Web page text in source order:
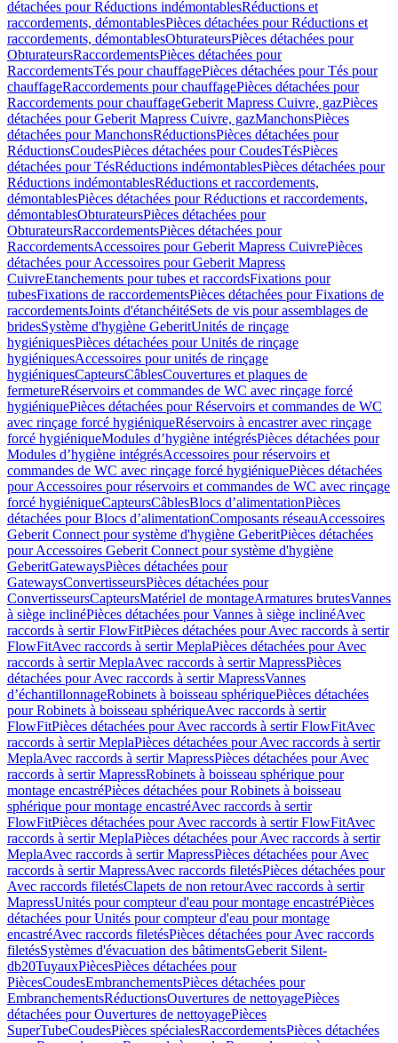
détachées pour Réductions indémontablesRéductions et
raccordements, démontablesPièces détachées pour Réductions et
raccordements, démontablesObturateursPièces détachées pour
ObturateursRaccordementsPièces détachées pour
RaccordementsTés pour chauffagePièces détachées pour Tés pour
chauffageRaccordements pour chauffagePièces détachées pour
Raccordements pour chauffageGeberit Mapress Cuivre, gazPièces
détachées pour Geberit Mapress Cuivre, gazManchonsPièces
détachées pour ManchonsRéductionsPièces détachées pour
RéductionsCoudesPièces détachées pour CoudesTésPièces
détachées pour TésRéductions indémontablesPièces détachées pour
Réductions indémontablesRéductions et raccordements,
démontablesPièces détachées pour Réductions et raccordements,
démontablesObturateursPièces détachées pour
ObturateursRaccordementsPièces détachées pour
RaccordementsAccessoires pour Geberit Mapress CuivrePièces
détachées pour Accessoires pour Geberit Mapress
CuivreEtanchements pour tubes et raccordsFixations pour
tubesFixations de raccordementsPièces détachées pour Fixations de
raccordementsJoints d'étanchéitéSets de vis pour assemblages de
bridesSystème d'hygiène GeberitUnités de rinçage
hygiéniquesPièces détachées pour Unités de rinçage
hygiéniquesAccessoires pour unités de rinçage
hygiéniquesCapteursCâblesCouvertures et plaques de
fermetureRéservoirs et commandes de WC avec rinçage forcé
hygiéniquePièces détachées pour Réservoirs et commandes de WC
avec rinçage forcé hygiéniqueRéservoirs à encastrer avec rinçage
forcé hygiéniqueModules d’hygiène intégrésPièces détachées pour
Modules d’hygiène intégrésAccessoires pour réservoirs et
commandes de WC avec rinçage forcé hygiéniquePièces détachées
pour Accessoires pour réservoirs et commandes de WC avec rinçage
forcé hygiéniqueCapteursCâblesBlocs d’alimentationPièces
détachées pour Blocs d’alimentationComposants réseauAccessoires
Geberit Connect pour système d'hygiène GeberitPièces détachées
pour Accessoires Geberit Connect pour système d'hygiène
GeberitGatewaysPièces détachées pour
GatewaysConvertisseursPièces détachées pour
ConvertisseursCapteursMatériel de montageArmatures brutesVannes
à siège inclinéPièces détachées pour Vannes à siège inclinéAvec
raccords à sertir FlowFitPièces détachées pour Avec raccords à sertir
FlowFitAvec raccords à sertir MeplaPièces détachées pour Avec
raccords à sertir MeplaAvec raccords à sertir MapressPièces
détachées pour Avec raccords à sertir MapressVannes
d’échantillonnageRobinets à boisseau sphériquePièces détachées
pour Robinets à boisseau sphériqueAvec raccords à sertir
FlowFitPièces détachées pour Avec raccords à sertir FlowFitAvec
raccords à sertir MeplaPièces détachées pour Avec raccords à sertir
MeplaAvec raccords à sertir MapressPièces détachées pour Avec
raccords à sertir MapressRobinets à boisseau sphérique pour
montage encastréPièces détachées pour Robinets à boisseau
sphérique pour montage encastréAvec raccords à sertir
FlowFitPièces détachées pour Avec raccords à sertir FlowFitAvec
raccords à sertir MeplaPièces détachées pour Avec raccords à sertir
MeplaAvec raccords à sertir MapressPièces détachées pour Avec
raccords à sertir MapressAvec raccords filetésPièces détachées pour
Avec raccords filetésClapets de non retourAvec raccords à sertir
MapressUnités pour compteur d'eau pour montage encastréPièces
détachées pour Unités pour compteur d'eau pour montage
encastréAvec raccords filetésPièces détachées pour Avec raccords
filetésSystèmes d'évacuation des bâtimentsGeberit Silent-
db20TuyauxPiècesPièces détachées pour
PiècesCoudesEmbranchementsPièces détachées pour
EmbranchementsRéductionsOuvertures de nettoyagePièces
détachées pour Ouvertures de nettoyagePièces
SuperTubeCoudesPièces spécialesRaccordementsPièces détachées